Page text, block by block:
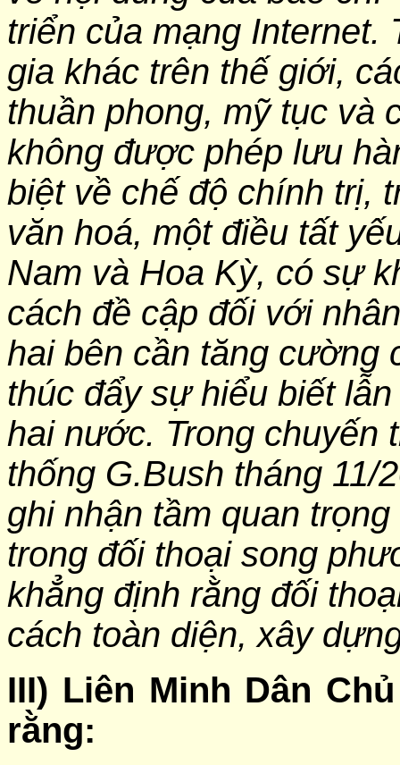
triển của mạng Internet.
gia khác trên thế giới,
thuần phong, mỹ tục và
không được phép lưu
biệt về chế độ chính trị,
văn hoá, một điều tất
Nam và Hoa Kỳ, có sự
cách đề cập đối với
hai bên cần tăng cường
thúc đẩy sự hiểu biết
hai nước. Trong chuyến
thống G.Bush tháng 11/
ghi nhận tầm quan
trong đối thoại song
khẳng định rằng đối
cách toàn diện, xây
III) Liên Minh Dân
rằng: